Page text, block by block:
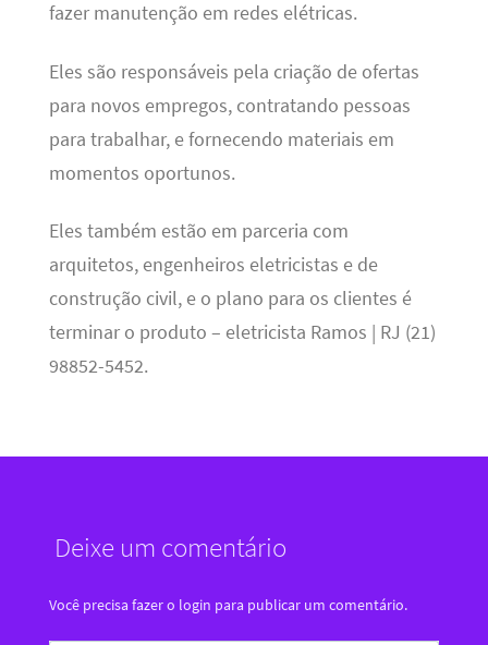
fazer manutenção em redes elétricas.
Eles são responsáveis pela criação de ofertas
para novos empregos, contratando pessoas
para trabalhar, e fornecendo materiais em
momentos oportunos.
Eles também estão em parceria com
arquitetos, engenheiros eletricistas e de
construção civil, e o plano para os clientes é
terminar o produto – eletricista Ramos | RJ (21)
98852-5452.
Deixe um comentário
Você precisa fazer o login para publicar um comentário.